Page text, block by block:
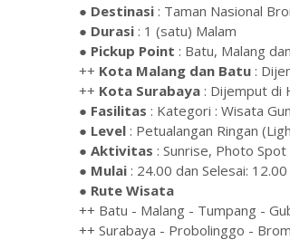
● Destinasi : Taman Nasional
● Durasi : 1 (satu) Malam
● Pickup Point : Batu, Malang
++ Kota Malang dan Batu :
++ Kota Surabaya : Dijemput di
● Fasilitas : Kategori : Wisata
● Level : Petualangan Ringan
● Aktivitas : Sunrise, Photo
● Mulai : 24.00 dan Selesai: 12.00
● Rute Wisata
++ Batu - Malang - Tumpang -
++ Surabaya - Probolinggo -